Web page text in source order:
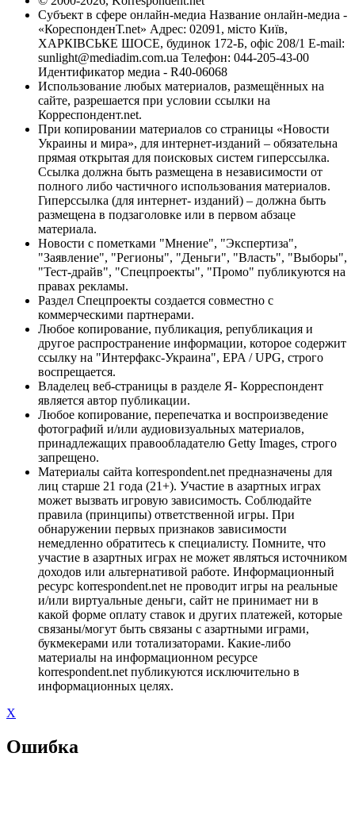
Субъект в сфере онлайн-медиа Название онлайн-медиа -
«КореспонденТ.net» Адрес: 02091, місто Київ,
ХАРКІВСЬКЕ ШОСЕ, будинок 172-Б, офіс 208/1 E-mail:
sunlight@mediadim.com.ua Телефон: 044-205-43-00
Идентификатор медиа - R40-06068
Использование любых материалов, размещённых на
сайте, разрешается при условии ссылки на
Корреспондент.net.
При копировании материалов со страницы «Новости
Украины и мира», для интернет-изданий – обязательна
прямая открытая для поисковых систем гиперссылка.
Ссылка должна быть размещена в независимости от
полного либо частичного использования материалов.
Гиперссылка (для интернет- изданий) – должна быть
размещена в подзаголовке или в первом абзаце
материала.
Новости с пометками "Мнение", "Экспертиза",
"Заявление", "Регионы", "Деньги", "Власть", "Выборы",
"Тест-драйв", "Спецпроекты", "Промо" публикуются на
правах рекламы.
Раздел Спецпроекты создается совместно с
коммерческими партнерами.
Любое копирование, публикация, републикация и
другое распространение информации, которое содержит
ссылку на "Интерфакс-Украина", EPA / UPG, строго
воспрещается.
Владелец веб-страницы в разделе Я- Корреспондент
является автор публикации.
Любое копирование, перепечатка и воспроизведение
фотографий и/или аудиовизуальных материалов,
принадлежащих правообладателю Getty Images, строго
запрещено.
Материалы сайта korrespondent.net предназначены для
лиц старше 21 года (21+). Участие в азартных играх
может вызвать игровую зависимость. Соблюдайте
правила (принципы) ответственной игры. При
обнаружении первых признаков зависимости
немедленно обратитесь к специалисту. Помните, что
участие в азартных играх не может являться источником
доходов или альтернативой работе. Информационный
ресурс korrespondent.net не проводит игры на реальные
и/или виртуальные деньги, сайт не принимает ни в
какой форме оплату ставок и других платежей, которые
связаны/могут быть связаны с азартными играми,
букмекерами или тотализаторами. Какие-либо
материалы на информационном ресурсе
korrespondent.net публикуются исключительно в
информационных целях.
X
Ошибка